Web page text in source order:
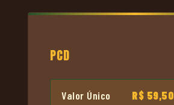
PCD
Valor Único R$ 59,50